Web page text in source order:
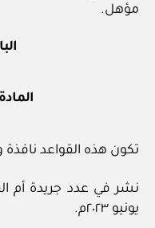
مؤهل.
تكون هذه القواعد نافذة
يونيو ٢٠٢٣م.